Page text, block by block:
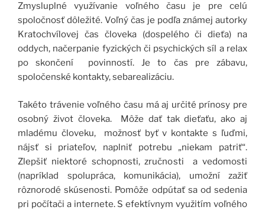
Zmysluplné využívanie voľného času je pre celú
spoločnosť dôležité. Voľný čas je podľa známej autorky
Kratochvílovej čas človeka (dospelého či dieťa) na
oddych, načerpanie fyzických či psychických síl a relax
po skončení povinností. Je to čas pre zábavu,
spoločenské kontakty, sebarealizáciu.
Takéto trávenie voľného času má aj určité prínosy pre
osobný život človeka. Môže dať tak dieťaťu, ako aj
mladému človeku, možnosť byť v kontakte s ľuďmi,
nájsť si priateľov, naplniť potrebu „niekam patriť“.
Zlepšiť niektoré schopnosti, zručnosti a vedomosti
(napríklad spolupráca, komunikácia), umožní zažiť
rôznorodé skúsenosti. Pomôže odpútať sa od sedenia
pri počítači a internete. S efektívnym využitím voľného